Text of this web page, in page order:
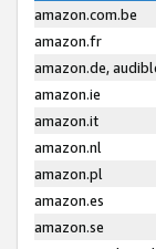
amazon.com.be
amazon.fr
amazon.de,
amazon.ie
amazon.it
amazon.nl
amazon.pl
amazon.es
amazon.se